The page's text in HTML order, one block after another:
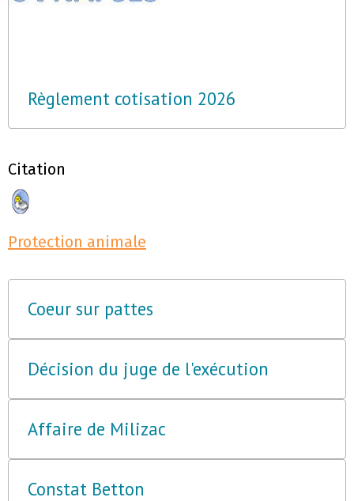
Règlement cotisation 2026
Citation
Protection animale
Coeur sur pattes
Décision du juge de l'exécution
Affaire de Milizac
Constat Betton